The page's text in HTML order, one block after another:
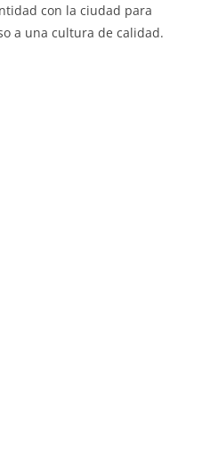
con la ciudad para
a una cultura de calidad.